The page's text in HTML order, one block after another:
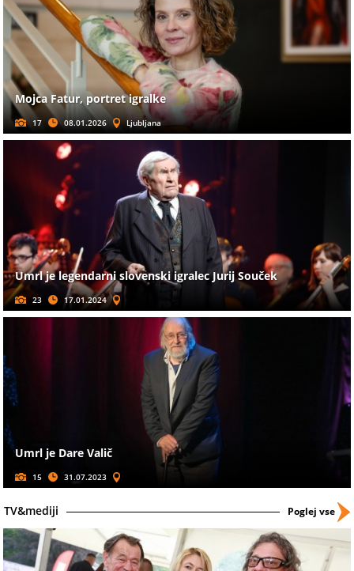
Mojca Fatur, portret igralke
17 08.01.2026 Ljubljana
Umrl je legendarni slovenski igralec Jurij Souček
23 17.01.2024
Umrl je Dare Valič
15 31.07.2023
TV&mediji Poglej vse